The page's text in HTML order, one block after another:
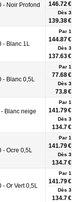
- Noir Profond
146.72 €
Dès 3
139.38 €
- Blanc 1L
Par 1
144.87 €
Dès 3
137.63 €
- Blanc 0,5L
Par 1
77.68 €
Dès 3
73.8 €
Blanc neige
Par 1
141.79 €
Dès 3
134.7 €
- Ocre 0,5L
Par 1
141.79 €
Dès 3
134.7 €
- Or Vert 0,5L
Par 1
141.79 €
Dès 3
134.7 €